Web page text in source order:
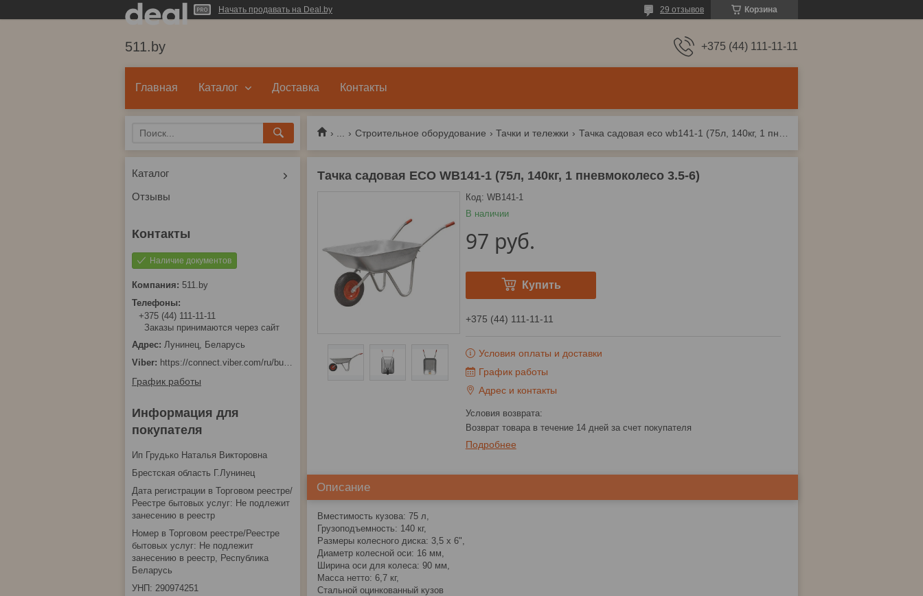
Начать продавать на Deal.by Корзина
29 отзывов
511.by +375 (44) 111-11-11
Главная Каталог Доставка Контакты
Строительное оборудование Тачки и тележки
Тачка садовая ECO WB141-1 (75л, 140кг, 1 пневмоколесо 3.5-6)
В наличии
Код: WB141-1
97 руб.
Купить
+375 (44) 111-11-11
Условия оплаты и доставки
График работы
Адрес и контакты
возврат товара в течение 14 дней за счет покупателя
Подробнее
Описание
Вместимость кузова: 75 л,
Грузоподъемность: 140 кг,
Размеры колесного диска: 3,5 x 6",
Диаметр колесной оси: 16 мм,
Ширина оси для колеса: 90 мм,
Масса нетто: 6,7 кг,
Стальной оцинкованный кузов
Каталог
Отзывы
Наличие документов
511.by
+375 (44) 111-11-11
Заказы принимаются через сайт
Лунинец, Беларусь
https://connect.viber.com/ru/business/1d480fbc-bd61-11ef-8513-eab83dfd23fa
График работы
Информация для
покупателя
Ип Грудько Наталья Викторовна
Брестская область Г.Лунинец
Дата регистрации в Торговом реестре/
Реестре бытовых услуг: Не подлежит
занесению в реестр
Номер в Торговом реестре/Реестре
бытовых услуг: Не подлежит
занесению в реестр, Республика
Беларусь
УНП: 290974251